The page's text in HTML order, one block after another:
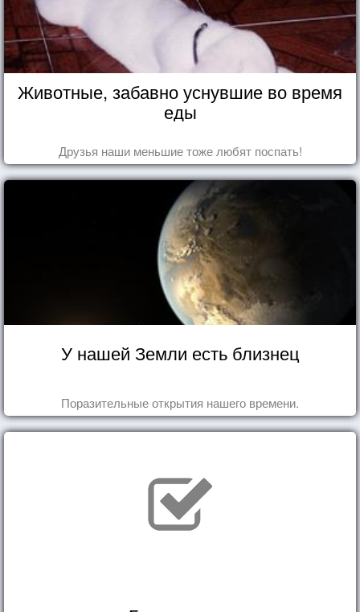
Животные, забавно уснувшие во время
еды
Друзья наши меньшие тоже любят поспать!
У нашей Земли есть близнец
Поразительные открытия нашего времени.